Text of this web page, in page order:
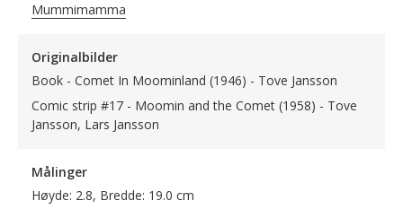
Mummimamma
Originalbilder
Book - Comet In Moominland (1946) - Tove Jansson
Comic strip #17 - Moomin and the Comet (1958) - Tove
Jansson, Lars Jansson
Målinger
Høyde: 2.8, Bredde: 19.0 cm